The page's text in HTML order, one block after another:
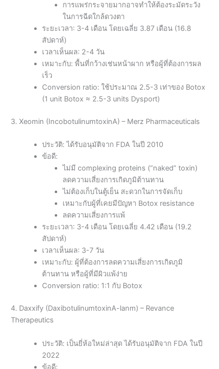
การแพร่กระจายมากอาจทำให้ต้องระมัดระวัง
ในการฉีดใกล้ดวงตา
ระยะเวลา: 3-4 เดือน โดยเฉลี่ย 3.87 เดือน (16.8
สัปดาห์)
เวลาเห็นผล: 2-4 วัน
เหมาะกับ: พื้นที่กว้างเช่นหน้าผาก หรือผู้ที่ต้องการผล
เร็ว
Conversion ratio: ใช้ประมาณ 2.5-3 เท่าของ Botox
(1 unit Botox ≈ 2.5-3 units Dysport)
3. Xeomin (IncobotulinumtoxinA) – Merz Pharmaceuticals
ประวัติ: ได้รับอนุมัติจาก FDA ในปี 2010
ข้อดี:
ไม่มี complexing proteins (“naked” toxin)
ลดความเสี่ยงการเกิดภูมิต้านทาน
ไม่ต้องเก็บในตู้เย็น สะดวกในการจัดเก็บ
เหมาะกับผู้ที่เคยมีปัญหา Botox resistance
ลดความเสี่ยงการแพ้
ระยะเวลา: 3-4 เดือน โดยเฉลี่ย 4.42 เดือน (19.2
สัปดาห์)
เวลาเห็นผล: 3-7 วัน
เหมาะกับ: ผู้ที่ต้องการลดความเสี่ยงการเกิดภูมิ
ต้านทาน หรือผู้ที่มีผิวแพ้ง่าย
Conversion ratio: 1:1 กับ Botox
4. Daxxify (DaxibotulinumtoxinA-lanm) – Revance
Therapeutics
ประวัติ: เป็นยี่ห้อใหม่ล่าสุด ได้รับอนุมัติจาก FDA ในปี
2022
ข้อดี: